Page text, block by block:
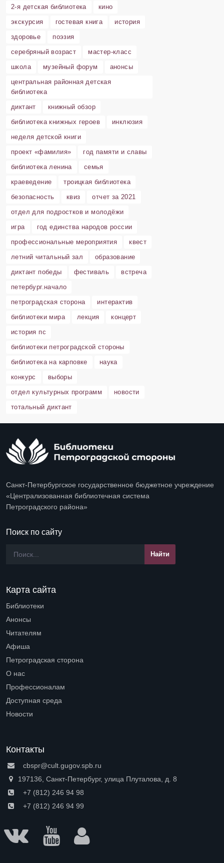
2-я детская библиотека
кино
экскурсия
гостевая книга
история
здоровье
поэзия
серебряный возраст
мастер-класс
школа
музейный форум
анонсы
центральная районная детская
библиотека
диктант
книжный обзор
библиотека книжных героев
инклюзия
неделя детской книги
проект «фамилия»
год памяти и славы
библиотека ленина
семья
краеведение
троицкая библиотека
безопасность
квиз
отчет за 2021
отдел для подростков и молодёжи
игра
год единства народов россии
профессиональные мероприятия
квест
летний читальный зал
образование
диктант победы
фестиваль
встреча
петербург.начало
петроградская сторона
интерактив
библиотеки мира
лекция
концерт
история пс
библиотеки петроградской стороны
библиотека на карповке
наука
конкурс
выборы
отдел культурных программ
новости
тотальный диктант
Санкт-Петербургское государственное бюджетное учреждение
«Централизованная библиотечная система
Петроградского района»
Поиск по сайту
Карта сайта
Библиотеки
Анонсы
Читателям
Афиша
Петроградская сторона
О нас
Профессионалам
Доступная среда
Новости
Контакты
cbspr@cult.gugov.spb.ru
197136, Санкт-Петербург, улица Плуталова, д. 8
+7 (812) 246 94 98
+7 (812) 246 94 99